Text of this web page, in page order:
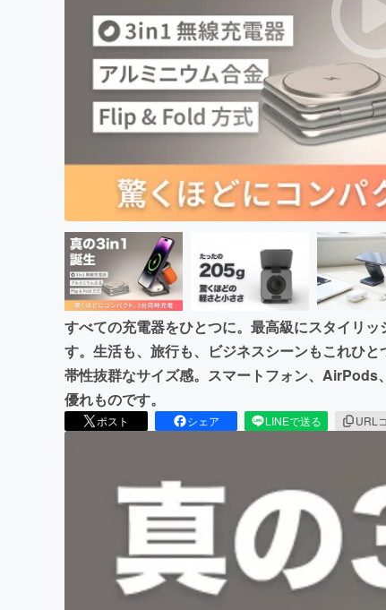
まちづくり・地域活性化
すべての充電器をひとつに。最高級にスタイリ
す。生活も、旅行も、ビジネスシーンもこれひ
帯性抜群なサイズ感。スマートフォン、
優れものです。
ポスト シェア LINEで送る URL